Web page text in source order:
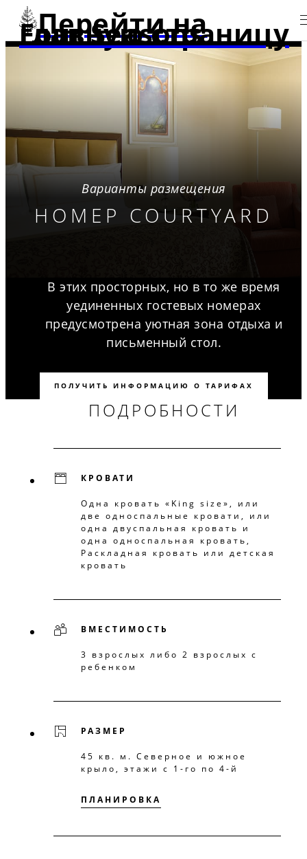
Перейти на
главную страницу Four Seasons
Варианты размещения
НОМЕР COURTYARD
В этих просторных, но в то же время
уединенных гостевых номерах
предусмотрена уютная зона отдыха и
письменный стол.
ПОЛУЧИТЬ ИНФОРМАЦИЮ О ТАРИФАХ
ПОДРОБНОСТИ
КРОВАТИ
Одна кровать «King size», или
две односпальные кровати, или
одна двуспальная кровать и
одна односпальная кровать,
Раскладная кровать или детская
кровать
ВМЕСТИМОСТЬ
3 взрослых либо 2 взрослых с
ребенком
РАЗМЕР
45 кв. м. Северное и южное
крыло, этажи с 1-го по 4-й
ПЛАНИРОВКА